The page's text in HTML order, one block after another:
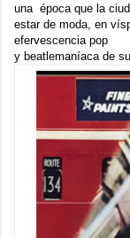
una época que la
estar de moda, en
efervescencia pop
y beatlemaníaca de